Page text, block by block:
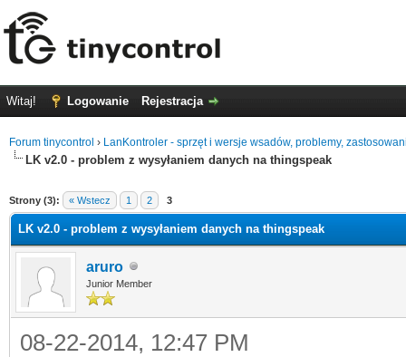
Witaj! Logowanie Rejestracja
Forum tinycontrol › LanKontroler - sprzęt i wersje wsadów, problemy,
LK v2.0 - problem z wysyłaniem danych na thingspeak
Strony (3): « Wstecz 1 2 3
LK v2.0 - problem z wysyłaniem danych na thingspeak
aruro
Junior Member
08-22-2014, 12:47 PM